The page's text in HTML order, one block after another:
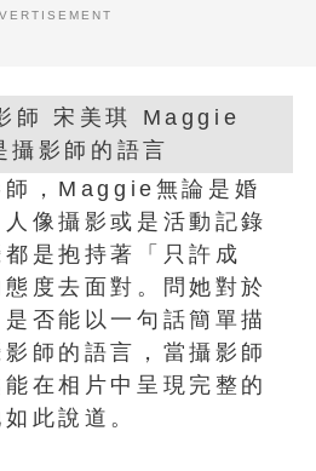
師，Maggie無論是婚
像攝影或是活動記錄
是抱持著「只許成
度去面對。問她對於
否能以一句話簡單描
師的語言，當攝影師
在相片中呈現完整的
此說道。